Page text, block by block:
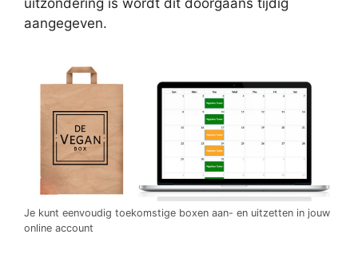
uitzondering is wordt dit doorgaans tijdig
aangegeven.
Je kunt eenvoudig toekomstige boxen aan- en uitzetten in jouw
online account